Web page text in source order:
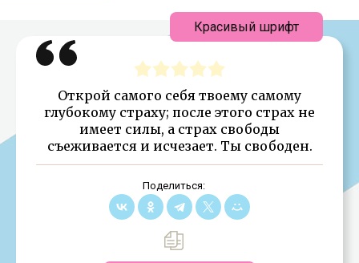
Открой самого себя твоему самому
глубокому страху; после этого страх не
имеет силы, а страх свободы
съеживается и исчезает. Ты свободен.
Поделиться:
Красивый шрифт